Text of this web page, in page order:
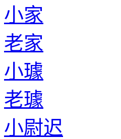
小家
老家
小璩
老璩
小尉迟